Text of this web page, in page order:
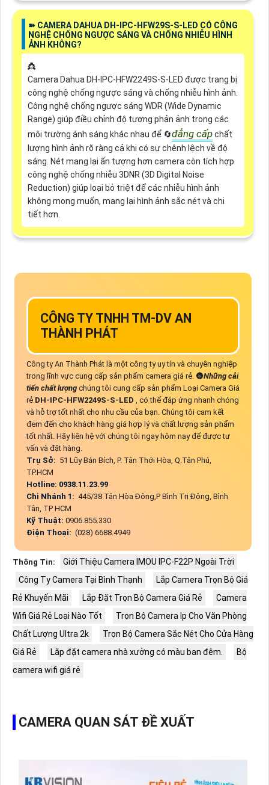
➽ CAMERA DAHUA DH-IPC-HFW29S-S-LED CÓ CÔNG
NGHỆ CHỐNG NGƯỢC SÁNG VÀ CHỐNG NHIỄU HÌNH
ẢNH KHÔNG?
👸
Camera Dahua DH-IPC-HFW2249S-S-LED được trang bị
công nghệ chống ngược sáng và chống nhiễu hình ảnh.
Công nghệ chống ngược sáng WDR (Wide Dynamic
Range) giúp điều chỉnh độ tương phản ảnh trong các
môi trường ánh sáng khác nhau để 🔄đẳng cấpchất
lượng hình ảnh rõ ràng cả khi có sự chênh lệch về độ
sáng. Nét mang lại ấn tượng hơn camera còn tích hợp
công nghệ chống nhiễu 3DNR (3D Digital Noise
Reduction) giúp loại bỏ triệt để các nhiễu hình ảnh
không mong muốn, mang lại hình ảnh sắc nét và chi
tiết hơn.
CÔNG TY TNHH TM-DV AN
THÀNH PHÁT
Công ty An Thành Phát là một công ty uy tín và chuyên nghiệp
trong lĩnh vực cung cấp sản phẩm camera giá rẻ. 🌚Những cải
tiến chất lượngchúng tôi cung cấp sản phẩm Loại Camera Giá
rẻ DH-IPC-HFW2249S-S-LED , có thể đáp ứng nhanh chóng
và hỗ trợ tốt nhất cho nhu cầu của bạn. Chúng tôi cam kết
đem đến cho khách hàng giá hợp lý và chất lượng sản phẩm
tốt nhất. Hãy liên hệ với chúng tôi ngay hôm nay để được tư
vấn và đặt hàng.
Trụ Sở: 51 Lũy Bán Bích, P. Tân Thới Hòa, Q.Tân Phú,
TP.HCM
Hotline: 0938.11.23.99
Chi Nhánh 1: 445/38 Tân Hòa Đông,P Bình Trị Đông, Bình
Tân, TP HCM
Kỹ Thuật: 0906.855.330
Điện Thoại: (028) 6688.4949
Thông Tin:
Giới Thiệu Camera IMOU IPC-F22P Ngoài Trời
Công Ty Camera Tại Bình Thạnh
Lắp Camera Trọn Bộ Giá
Rẻ Khuyến Mãi
Lắp Đặt Trọn Bộ Camera Giá Rẻ
Camera
Wifi Giá Rẻ Loại Nào Tốt
Trọn Bộ Camera Ip Cho Văn Phòng
Chất Lượng Ultra 2k
Trọn Bộ Camera Sắc Nét Cho Cửa Hàng
Giá Rẻ
Lắp đặt camera nhà xưởng có màu ban đêm.
Bộ
camera wifi giá rẻ
CAMERA QUAN SÁT ĐỀ XUẤT